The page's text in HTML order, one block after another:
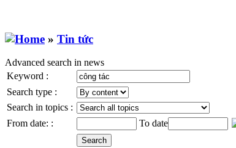
» Tin tức
Advanced search in news
Keyword :
Search type :
Search in topics :
From date: :
To date